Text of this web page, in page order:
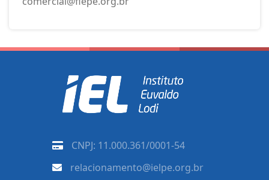
CNPJ: 11.000.361/0001-54
relacionamento@ielpe.org.br